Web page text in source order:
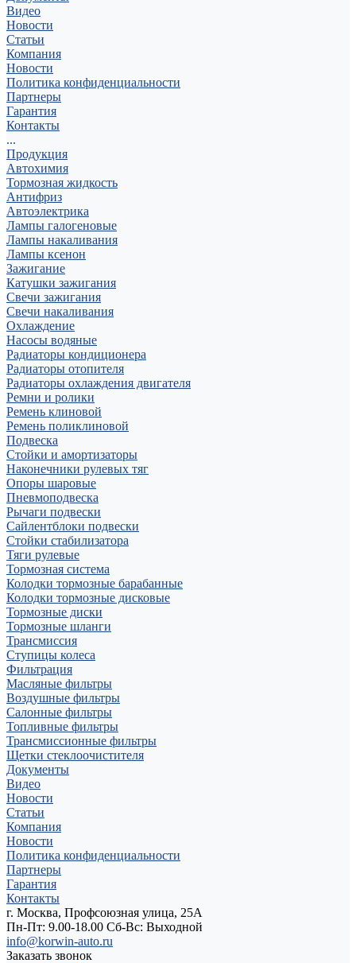
Видео
Новости
Статьи
Компания
Новости
Политика конфиденциальности
Партнеры
Гарантия
Контакты
...
Продукция
Автохимия
Тормозная жидкость
Антифриз
Автоэлектрика
Лампы галогеновые
Лампы накаливания
Лампы ксенон
Зажигание
Катушки зажигания
Свечи зажигания
Свечи накаливания
Охлаждение
Насосы водяные
Радиаторы кондиционера
Радиаторы отопителя
Радиаторы охлаждения двигателя
Ремни и ролики
Ремень клиновой
Ремень поликлиновой
Подвеска
Стойки и амортизаторы
Наконечники рулевых тяг
Опоры шаровые
Пневмоподвеска
Рычаги подвески
Сайлентблоки подвески
Стойки стабилизатора
Тяги рулевые
Тормозная система
Колодки тормозные барабанные
Колодки тормозные дисковые
Тормозные диски
Тормозные шланги
Трансмиссия
Ступицы колеса
Фильтрация
Масляные фильтры
Воздушные фильтры
Салонные фильтры
Топливные фильтры
Трансмиссионные фильтры
Щетки стеклоочистителя
Документы
Видео
Новости
Статьи
Компания
Новости
Политика конфиденциальности
Партнеры
Гарантия
Контакты
г. Москва, Профсоюзная улица, 25А
Пн-Пт: 9.00-18.00 Cб-Вс: Выходной
info@korwin-auto.ru
Заказать звонок